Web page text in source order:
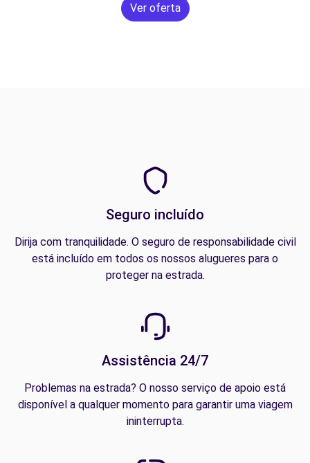
Ver oferta
Seguro incluído
Dirija com tranquilidade. O seguro de responsabilidade civil
está incluído em todos os nossos alugueres para o
proteger na estrada.
Assistência 24/7
Problemas na estrada? O nosso serviço de apoio está
disponível a qualquer momento para garantir uma viagem
ininterrupta.